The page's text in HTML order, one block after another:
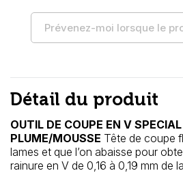
Prévenez-moi lorsque le
Détail du produit
OUTIL DE COUPE EN V
PLUME/MOUSSE Tête de coupe
lames et que l’on abaisse pour
rainure en V de 0,16 à 0,19 mm de